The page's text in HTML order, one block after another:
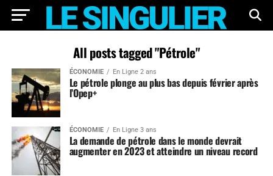
All posts tagged "Pétrole"
ÉCONOMIE En Ligne 2 ans
Le pétrole plonge au plus bas depuis février après
l’Opep+
ÉCONOMIE En Ligne 3 ans
La demande de pétrole dans le monde devrait
augmenter en 2023 et atteindre un niveau record